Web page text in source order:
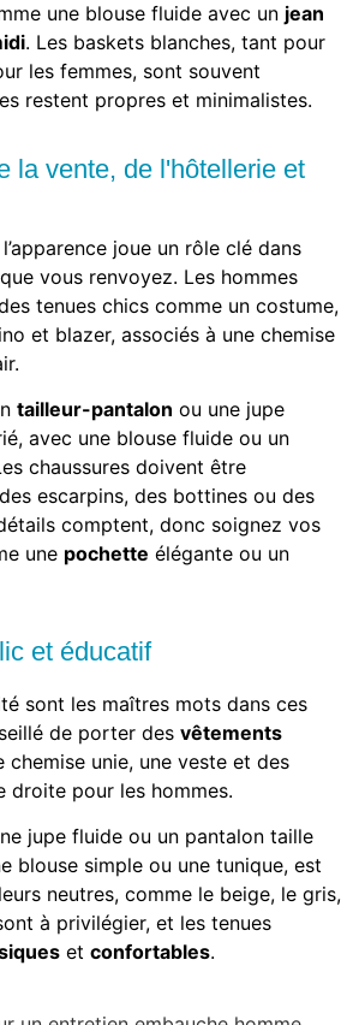
une blouse fluide avec un jean
. Les baskets blanches, tant pour
les femmes, sont souvent
restent propres et minimalistes.
la vente, de l'hôtellerie et
joue un rôle clé dans
vous renvoyez. Les hommes
tenues chics comme un costume,
et blazer, associés à une chemise
tailleur-pantalon ou une jupe
avec une blouse fluide ou un
chaussures doivent être
escarpins, des bottines ou des
comptent, donc soignez vos
une pochette élégante ou un
et éducatif
sont les maîtres mots dans ces
de porter des vêtements
chemise unie, une veste et des
droite pour les hommes.
jupe fluide ou un pantalon taille
blouse simple ou une tunique, est
neutres, comme le beige, le gris,
à privilégier, et les tenues
et confortables.